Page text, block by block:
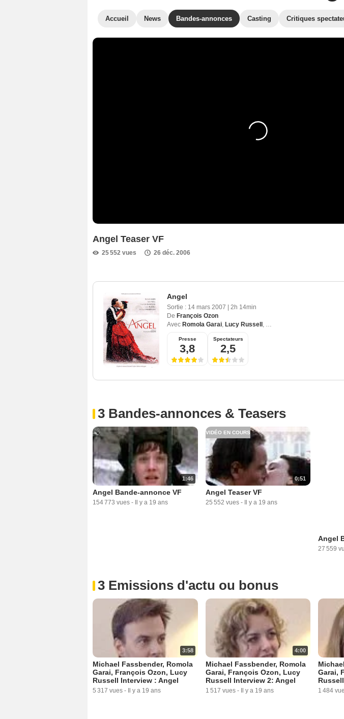
Accueil News Bandes-annonces Casting Critiques
Angel Teaser VF
25 552 vues 26 déc. 2006
Angel
Sortie : 14 mars 2007
2h 14min
De François Ozon
Avec Romola Garai, Lucy Russell , Michael Fassbender
Presse
3,8
Spectateurs
2,5
3 Bandes-annonces & Teasers
1:46
Angel Bande-annonce VF
154 773 vues - Il y a 19 ans
0:51
VIDÉO EN COURS
Angel Teaser VF
25 552 vues - Il y a 19 ans
Angel
27 559
3 Emissions d'actu ou bonus
3:58
Michael Fassbender, Romola
Garai, François Ozon, Lucy
Russell Interview : Angel
5 317 vues - Il y a 19 ans
4:00
Michael Fassbender, Romola
Garai, François Ozon, Lucy
Russell Interview 2: Angel
1 517 vues - Il y a 19 ans
Garai,
1 484